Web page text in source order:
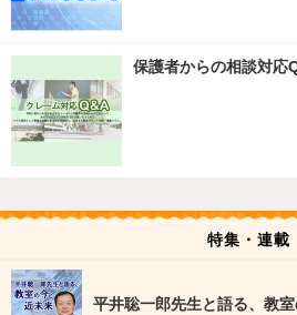
保護者からの相談対応
特集・連載
平井聡一郎先生と語る、教